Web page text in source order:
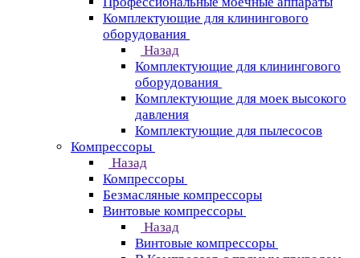
Комплектующие для клинингового
оборудования
Назад
Комплектующие для клинингового
оборудования
Комплектующие для моек высокого
давления
Комплектующие для пылесосов
Компрессоры
Назад
Компрессоры
Безмасляные компрессоры
Винтовые компрессоры
Назад
Винтовые компрессоры